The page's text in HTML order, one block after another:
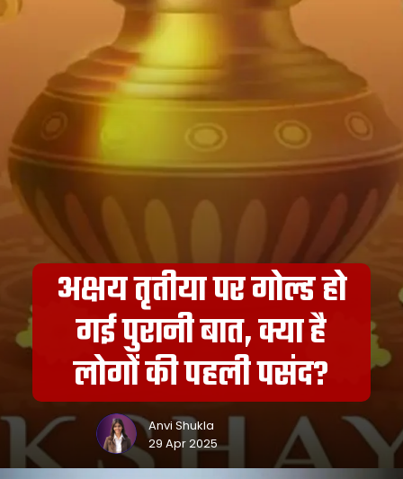
अक्षय तृतीया पर गोल्ड हो
गई पुरानी बात, क्या है
लोगों की पहली पसंद?
Anvi Shukla
29 Apr 2025